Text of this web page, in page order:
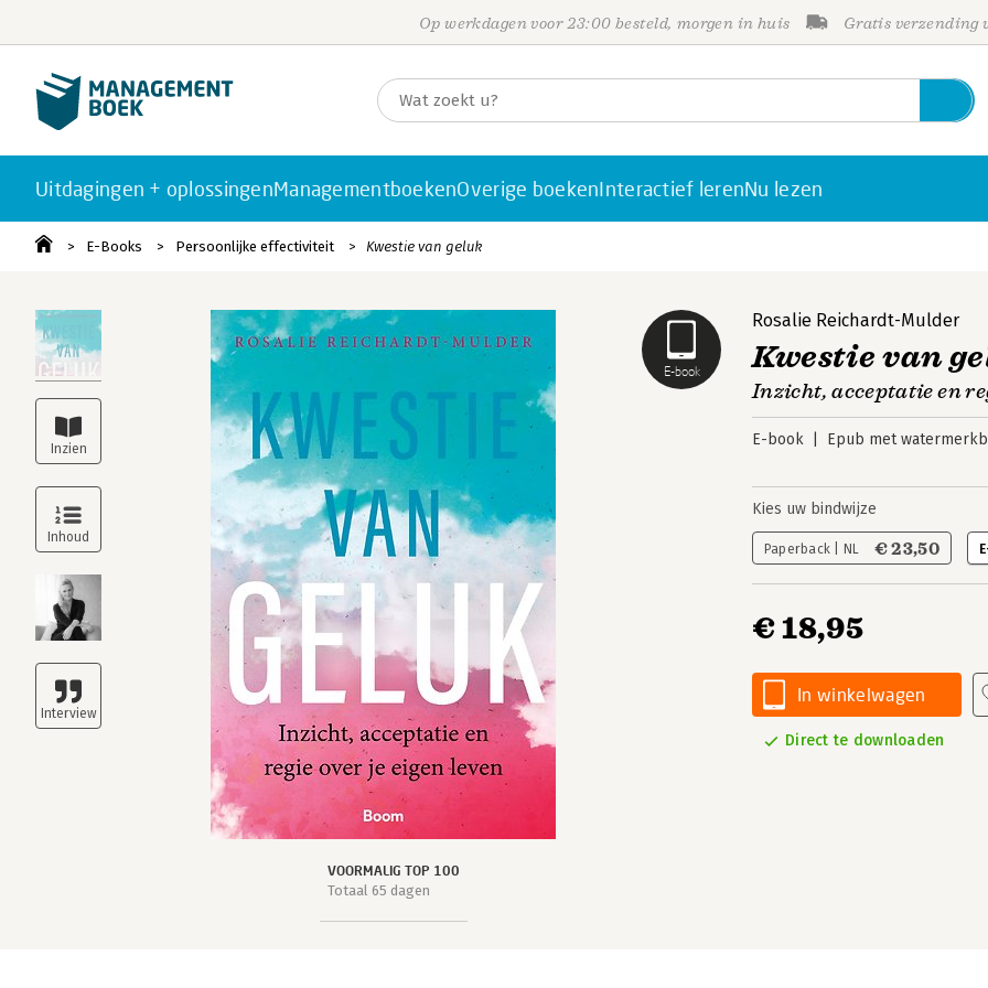
Op werkdagen voor 23:00 besteld, morgen in huis Gratis verzending
Uitdagingen + oplossingenManagementboekenOverige boekenInteractief lerenNu lezen
E-Books Persoonlijke effectiviteit Kwestie van geluk
E-book
VOORMALIG TOP 100
Totaal 65 dagen
Rosalie Reichardt-Mulder
Kwestie van
Inzicht, acceptatie en
E-book Epub met
Kies uw bindwijze
Paperback | NL € 23,50
€ 18,95
In winkelwagen
Direct te downloaden